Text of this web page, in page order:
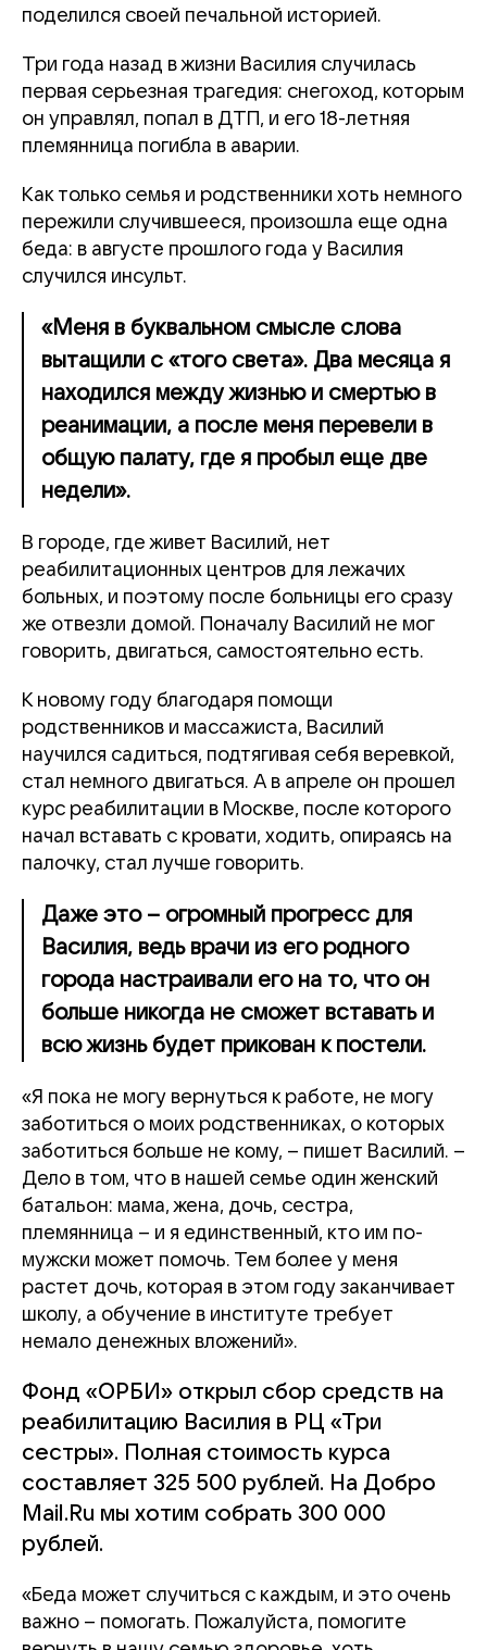
поделился своей печальной историей.
Три года назад в жизни Василия случилась
первая серьезная трагедия: снегоход, которым
он управлял, попал в ДТП, и его 18-летняя
племянница погибла в аварии.
Как только семья и родственники хоть немного
пережили случившееся, произошла еще одна
беда: в августе прошлого года у Василия
случился инсульт.
«Меня в буквальном смысле слова
вытащили с «того света». Два месяца я
находился между жизнью и смертью в
реанимации, а после меня перевели в
общую палату, где я пробыл еще две
недели».
В городе, где живет Василий, нет
реабилитационных центров для лежачих
больных, и поэтому после больницы его сразу
же отвезли домой. Поначалу Василий не мог
говорить, двигаться, самостоятельно есть.
К новому году благодаря помощи
родственников и массажиста, Василий
научился садиться, подтягивая себя веревкой,
стал немного двигаться. А в апреле он прошел
курс реабилитации в Москве, после которого
начал вставать с кровати, ходить, опираясь на
палочку, стал лучше говорить.
Даже это – огромный прогресс для
Василия, ведь врачи из его родного
города настраивали его на то, что он
больше никогда не сможет вставать и
всю жизнь будет прикован к постели.
«Я пока не могу вернуться к работе, не могу
заботиться о моих родственниках, о которых
заботиться больше не кому, – пишет Василий. –
Дело в том, что в нашей семье один женский
батальон: мама, жена, дочь, сестра,
племянница – и я единственный, кто им по-
мужски может помочь. Тем более у меня
растет дочь, которая в этом году заканчивает
школу, а обучение в институте требует
немало денежных вложений».
Фонд «ОРБИ» открыл сбор средств на
реабилитацию Василия в РЦ «Три
сестры». Полная стоимость курса
составляет 325 500 рублей. На Добро
Mail.Ru мы хотим собрать 300 000
рублей.
«Беда может случиться с каждым, и это очень
важно – помогать. Пожалуйста, помогите